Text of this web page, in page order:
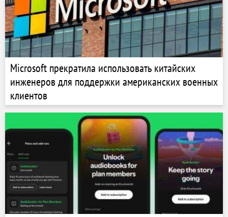
Microsoft прекратила использовать китайских
инженеров для поддержки американских военных
клиентов